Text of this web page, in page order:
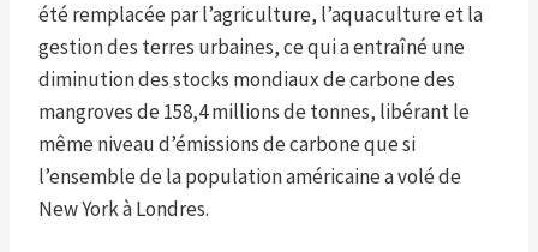
été remplacée par l’agriculture, l’aquaculture et la
gestion des terres urbaines, ce qui a entraîné une
diminution des stocks mondiaux de carbone des
mangroves de 158,4 millions de tonnes, libérant le
même niveau d’émissions de carbone que si
l’ensemble de la population américaine a volé de
New York à Londres.